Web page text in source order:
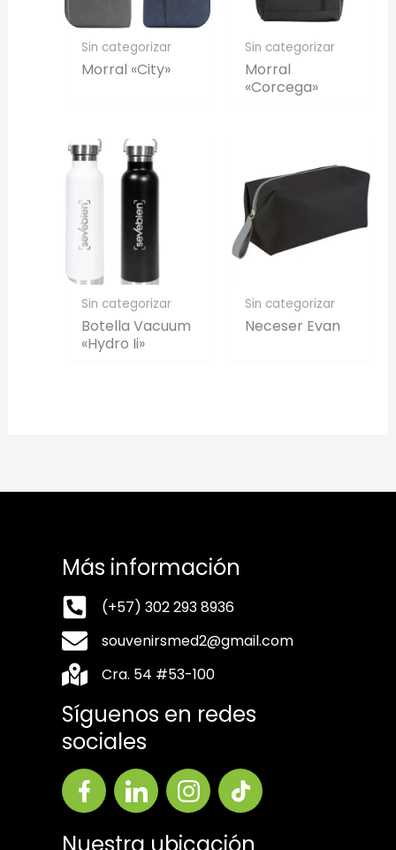
Sin categorizar
Morral «City»
Sin categorizar
Morral
«Corcega»
Sin categorizar
Botella Vacuum
«Hydro Ii»
Sin categorizar
Neceser Evan
Más información
(+57) 302 293 8936
souvenirsmed2@gmail.com
Cra. 54 #53-100
Síguenos en redes
sociales